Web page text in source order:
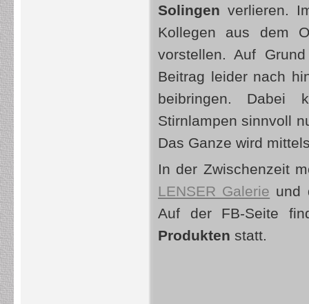
Solingen verlieren.
Kollegen aus dem
vorstellen. Auf
Beitrag leider nach
beibringen. Dabei
Stirnlampen sinnvoll
Das Ganze wird
In der Zwischenzeit
LENSER Galerie und
Auf der FB-Seite
Produkten statt.